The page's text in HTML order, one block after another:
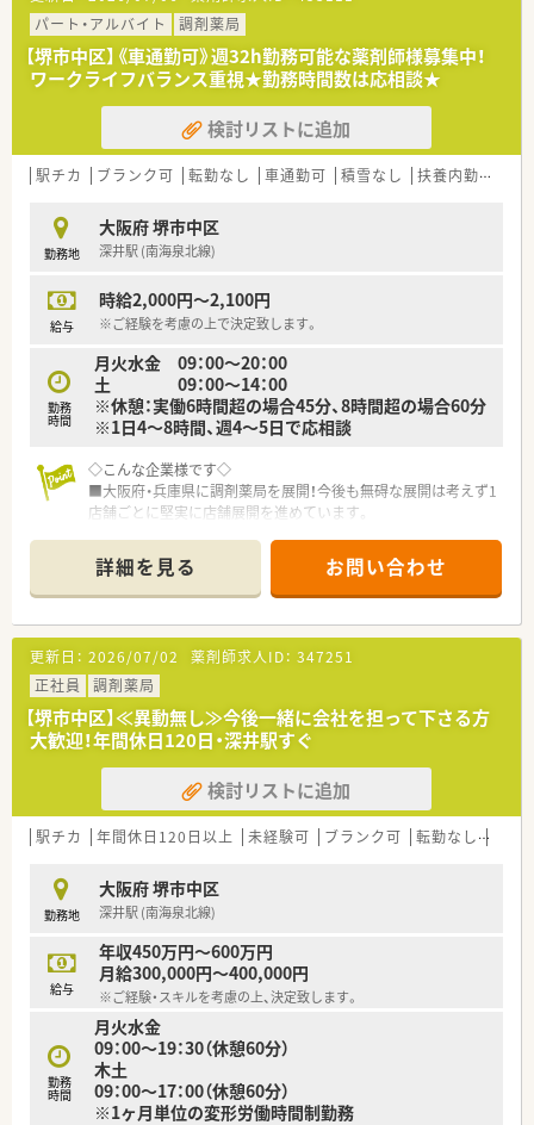
■最新の医療機器を導入し地域医療に貢献しています。
■2015年に新築移転いたしました。MRI、マルチスライスCT、3D
アンギオ、カラードップラーエコー、電子内視鏡等最新の医療機
器を導入しています。
■急性期疾患特に、脳卒中、外傷をターゲットとした治療と、生
活習慣病や消化器疾患の早期発見早期治療に力を入れていま
す。
■2004年12月よりハイパーサーミア装置を導入し、ガンに対す
≪業務内容≫
■病院での薬剤師業務全般
・薬剤情報管理
・服薬指導等
パート・アルバイト
調剤薬局
【堺市中区】《車通勤可》週32h勤務可能な薬剤師様募集中！
ワークライフバランス重視★勤務時間数は応相談★
検討リストに追加
駅チカ ブランク可 転勤なし 車通勤可 積雪なし 扶養内勤務OK
勤務地
大阪府 堺市中区
深井駅 (南海泉北線)
給与
時給2,000円～2,100円
※ご経験を考慮の上で決定致します。
勤務
時間
月火水金 09：00～20：00
土 09：00～14：00
※休憩：実働6時間超の場合45分、8時間超の場合60分
※1日4～8時間、週4～5日で応相談
◇こんな企業様です◇
■大阪府・兵庫県に調剤薬局を展開！今後も無碍な展開は考えず1
店舗ごとに堅実に店舗展開を進めています。
■採用で重視する点は「協調性」！各店舗、社員同士の仲がいいの
が最大の自慢です。
■患者様の為、地域の為、になる事であれば会社として全力でバ
ックアップしていただける環境がございます。
詳細を見る お問い合わせ
更新日： 2026/07/02 薬剤師求人ID： 347251
正社員
調剤薬局
【堺市中区】≪異動無し≫今後一緒に会社を担って下さる方
大歓迎！年間休日120日・深井駅すぐ
検討リストに追加
駅チカ 年間休日120日以上 未経験可 ブランク可 転勤なし
勤務地
大阪府 堺市中区
深井駅 (南海泉北線)
給与
年収450万円～600万円
月給300,000円～400,000円
※ご経験・スキルを考慮の上、決定致します。
勤務
時間
月火水金
09：00～19：30（休憩60分）
木土
09：00～17：00（休憩60分）
※1ヶ月単位の変形労働時間制勤務